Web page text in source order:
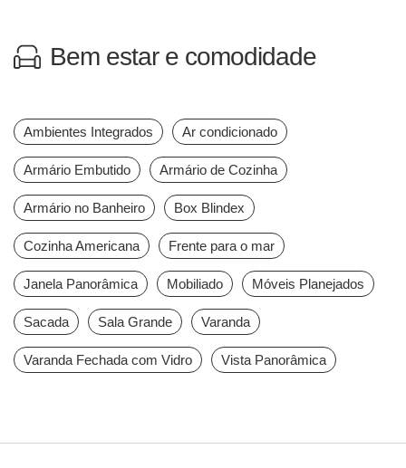
Bem estar e comodidade
Ambientes Integrados Ar condicionado
Armário Embutido Armário de Cozinha
Armário no Banheiro Box Blindex
Cozinha Americana Frente para o mar
Janela Panorâmica Mobiliado Móveis Planejados
Sacada Sala Grande Varanda
Varanda Fechada com Vidro Vista Panorâmica